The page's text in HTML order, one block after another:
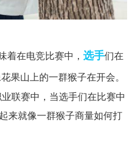
着在电竞比赛中， 选手们在
果山上的一群猴子在开会。
联赛中，当选手们在比赛中
来就像一群猴子商量如何打